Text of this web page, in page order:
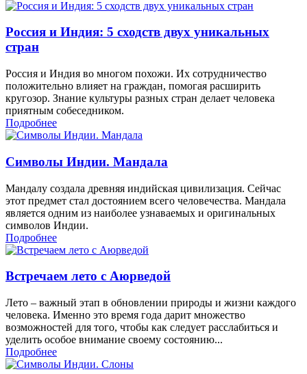
Россия и Индия: 5 сходств двух уникальных
стран
Россия и Индия во многом похожи. Их сотрудничество
положительно влияет на граждан, помогая расширить
кругозор. Знание культуры разных стран делает человека
приятным собеседником.
Подробнее
Символы Индии. Мандала
Мандалу создала древняя индийская цивилизация. Сейчас
этот предмет стал достоянием всего человечества. Мандала
является одним из наиболее узнаваемых и оригинальных
символов Индии.
Подробнее
Встречаем лето с Аюрведой
Лето – важный этап в обновлении природы и жизни каждого
человека. Именно это время года дарит множество
возможностей для того, чтобы как следует расслабиться и
уделить особое внимание своему состоянию...
Подробнее